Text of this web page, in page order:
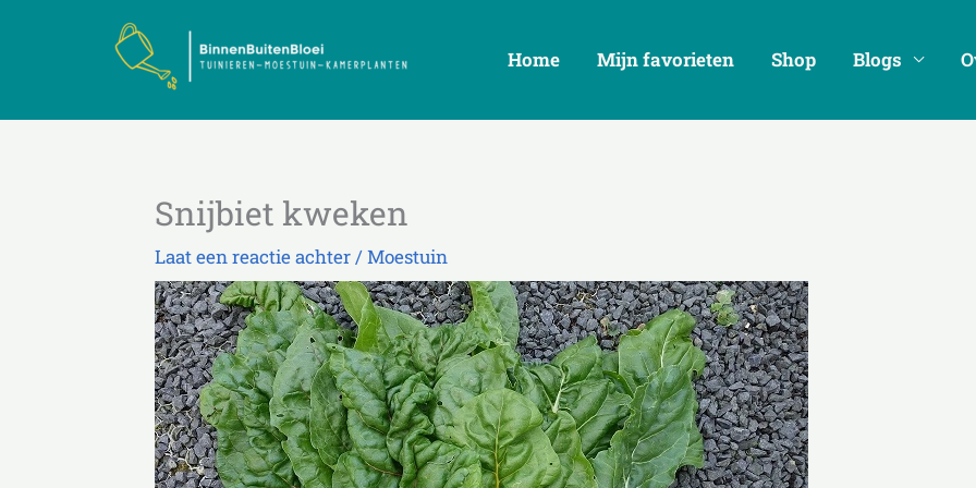
Home Mijn favorieten Shop Blogs
Snijbiet kweken
Laat een reactie achter/Moestuin